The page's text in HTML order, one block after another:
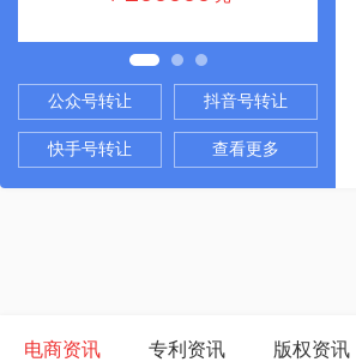
公众号转让 抖音号转让
快手号转让 查看更多
电商资讯 专利资讯 版权资讯